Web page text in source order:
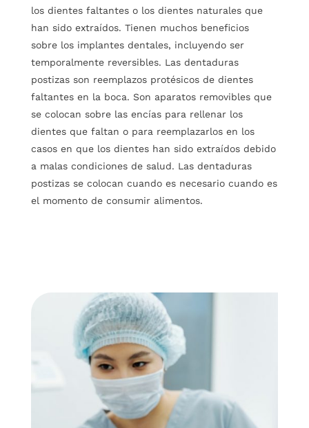
los dientes faltantes o los dientes naturales que
han sido extraídos. Tienen muchos beneficios
sobre los implantes dentales, incluyendo ser
temporalmente reversibles. Las dentaduras
postizas son reemplazos protésicos de dientes
faltantes en la boca. Son aparatos removibles que
se colocan sobre las encías para rellenar los
dientes que faltan o para reemplazarlos en los
casos en que los dientes han sido extraídos debido
a malas condiciones de salud. Las dentaduras
postizas se colocan cuando es necesario cuando es
el momento de consumir alimentos.